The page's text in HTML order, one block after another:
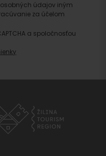
údajov iným
za účelom
a spoločnosťou